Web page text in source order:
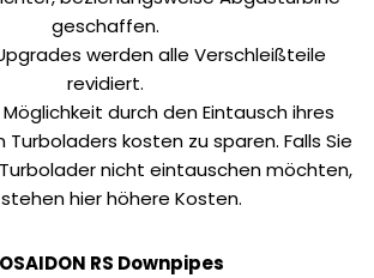
geschaffen.
werden alle Verschleißteile
revidiert.
durch den Eintausch ihres
kosten zu sparen. Falls Sie
nicht eintauschen möchten,
hier höhere Kosten.
RS Downpipes